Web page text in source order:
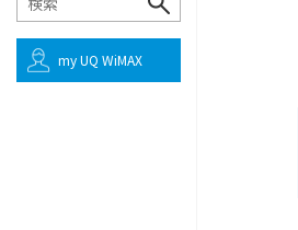
my UQ WiMAX